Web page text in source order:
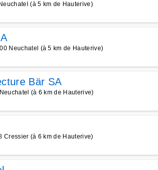
(à 5 km de Hauterive)
Neuchatel (à 5 km de Hauterive)
Bär SA
(à 6 km de Hauterive)
Cressier (à 6 km de Hauterive)